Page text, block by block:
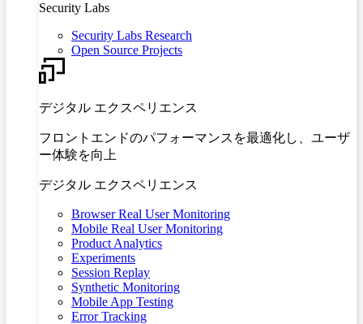
Security Labs
Security Labs Research
Open Source Projects
デジタル エクスペリエンス
フロントエンドのパフォーマンスを最適化し、ユーザ
ー体験を向上
デジタル エクスペリエンス
Browser Real User Monitoring
Mobile Real User Monitoring
Product Analytics
Experiments
Session Replay
Synthetic Monitoring
Mobile App Testing
Error Tracking